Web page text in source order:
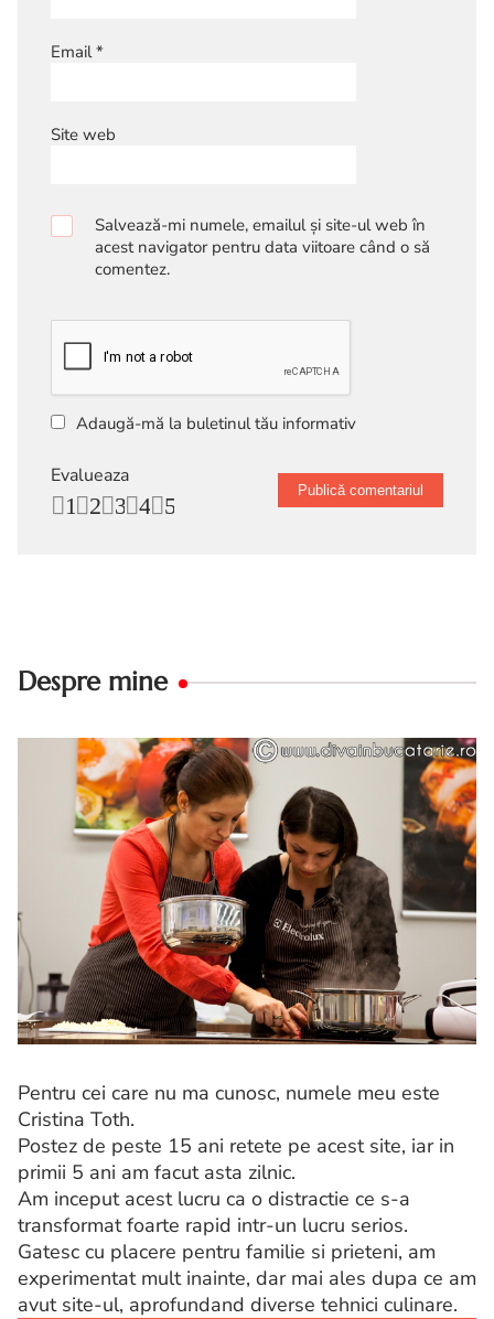
Email*
Site web
Salvează-mi numele, emailul și site-ul web în
acest navigator pentru data viitoare când o să
comentez.
Adaugă-mă la buletinul tău informativ
Evalueaza
5
4
3
2
1
Despre mine
Pentru cei care nu ma cunosc, numele meu este
Cristina Toth.
Postez de peste 15 ani retete pe acest site, iar in
primii 5 ani am facut asta zilnic.
Am inceput acest lucru ca o distractie ce s-a
transformat foarte rapid intr-un lucru serios.
Gatesc cu placere pentru familie si prieteni, am
experimentat mult inainte, dar mai ales dupa ce am
avut site-ul, aprofundand diverse tehnici culinare.